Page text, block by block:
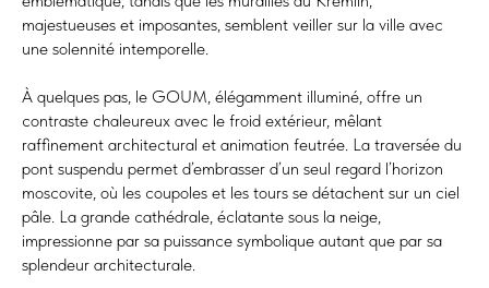
majestueuses et imposantes, semblent veiller sur la ville avec
une solennité intemporelle.
À quelques pas, le GOUM, élégamment illuminé, offre un
contraste chaleureux avec le froid extérieur, mêlant
raffinement architectural et animation feutrée. La traversée du
pont suspendu permet d’embrasser d’un seul regard l’horizon
moscovite, où les coupoles et les tours se détachent sur un ciel
pâle. La grande cathédrale, éclatante sous la neige,
impressionne par sa puissance symbolique autant que par sa
splendeur architecturale.